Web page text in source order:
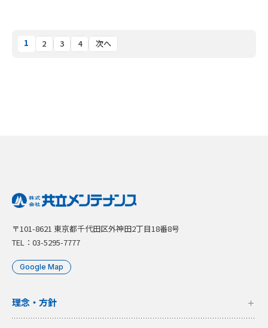
1 2 3 4 次へ
〒101-8621 東京都千代田区外神田2丁目18番8号
TEL：03-5295-7777
Google Map
理念・方針